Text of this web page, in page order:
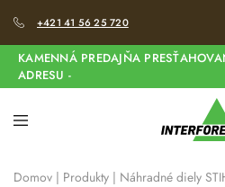
+421 41 56 25 720
KAMENNÁ PREDAJŇA
ADRESU -
Domov | Produkty | Náhradné diely